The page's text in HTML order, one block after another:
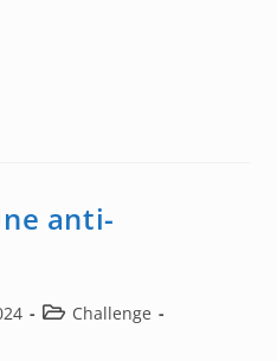
anti-
PostChallenge